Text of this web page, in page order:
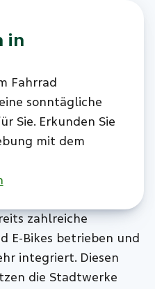
in
Fahrrad
sonntägliche
Sie. Erkunden Sie
mit dem
zahlreiche
E-Bikes betrieben und
integriert. Diesen
die Stadtwerke